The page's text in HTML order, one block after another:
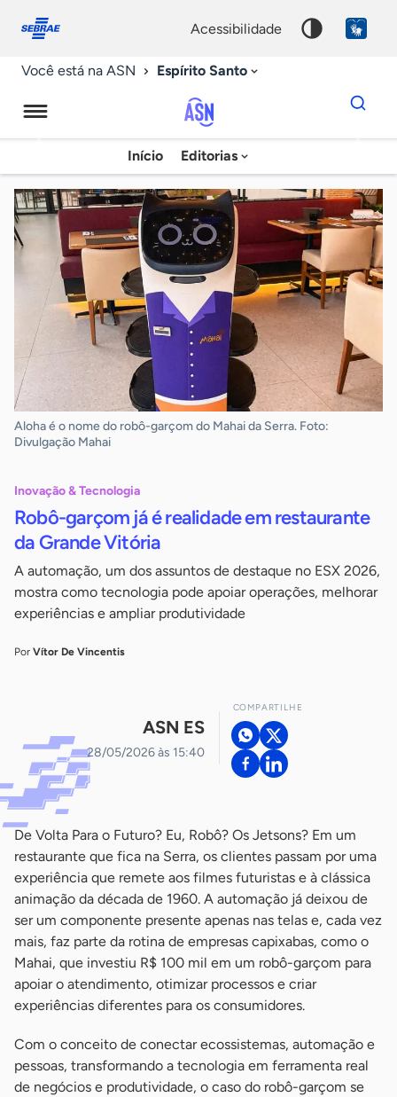
conosco
acessibilidade
Você está na ASN Espírito Santo
Agência
Sebrae
de
Notícias
Início Editorias
Dados
para
chave
Aloha é o nome do robô-garçom do Mahai da Serra. Foto:
Divulgação Mahai
Inovação & Tecnologia
Robô-garçom já é realidade em restaurante
da Grande Vitória
A automação, um dos assuntos de destaque no ESX 2026,
mostra como tecnologia pode apoiar operações, melhorar
experiências e ampliar produtividade
Por Vítor De Vincentis
ASN ES
28/05/2026 às 15:40
COMPARTILHE
De Volta Para o Futuro? Eu, Robô? Os Jetsons? Em um
restaurante que fica na Serra, os clientes passam por uma
experiência que remete aos filmes futuristas e à clássica
animação da década de 1960. A automação já deixou de
ser um componente presente apenas nas telas e, cada vez
mais, faz parte da rotina de empresas capixabas, como o
Mahai, que investiu R$ 100 mil em um robô-garçom para
apoiar o atendimento, otimizar processos e criar
experiências diferentes para os consumidores.
Com o conceito de conectar ecossistemas, automação e
pessoas, transformando a tecnologia em ferramenta real
de negócios e produtividade, o caso do robô-garçom se